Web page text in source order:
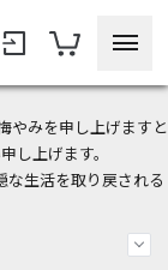
やみを申し上げますと
し上げます。
生活を取り戻される
ト！